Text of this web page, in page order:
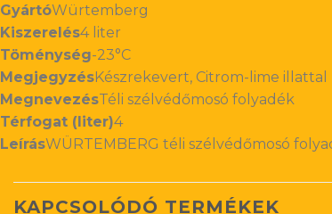
GyártóWürtemberg
Kiszerelés4 liter
Töménység-23°C
MegjegyzésKészrekevert, Citrom-lime illattal
MegnevezésTéli szélvédőmosó folyadék
Térfogat (liter)4
LeírásWÜRTEMBERG téli szélvédőmosó
KAPCSOLÓDÓ TERMÉKEK